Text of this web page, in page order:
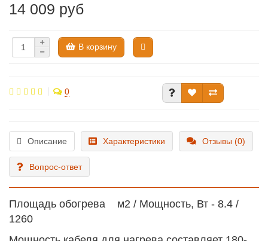
14 009 руб
В корзину
0
Описание Характеристики Отзывы (0)
Вопрос-ответ
Площадь обогрева м2 / Мощность, Вт - 8.4 /
1260